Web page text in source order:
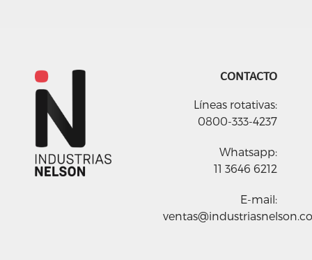
CONTACTO
Líneas rotativas:
0800-333-4237
Whatsapp:
11 3646 6212
E-mail: